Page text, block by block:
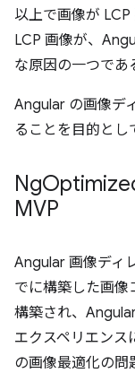
以上で画像が
LCP 画像が、
な原因の一つであ
Angular の画像デ
ることを目的とし
Ng
MVP
Angular 画像ディ
でに構築した画像
構築され、
エクスペリエンス
の画像最適化の問